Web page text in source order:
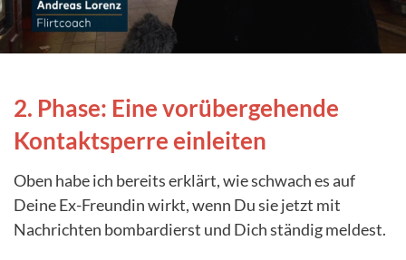
2. Phase: Eine vorübergehende
Kontaktsperre einleiten
Oben habe ich bereits erklärt, wie schwach es auf
Deine Ex-Freundin wirkt, wenn Du sie jetzt mit
Nachrichten bombardierst und Dich ständig meldest.